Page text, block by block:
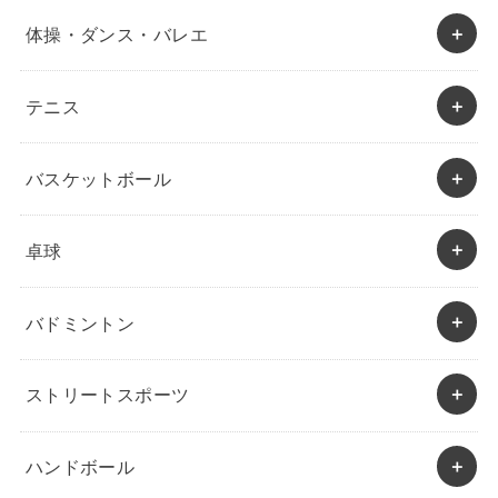
体操・ダンス・バレエ
テニス
バスケットボール
卓球
バドミントン
ストリートスポーツ
ハンドボール